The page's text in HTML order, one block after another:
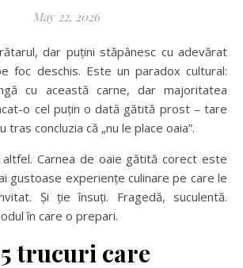
May 22, 2026
foc deschis. Este un paradox cultural:
cu această carne, dar majoritatea
o cel puțin o dată gătită prost – tare
tras concluzia că „nu le place oaia”.
Carnea de oaie gătită corect este
gustoase experiențe culinare pe care le
Și ție însuți. Fragedă, suculentă.
în care o prepari.
trucuri care